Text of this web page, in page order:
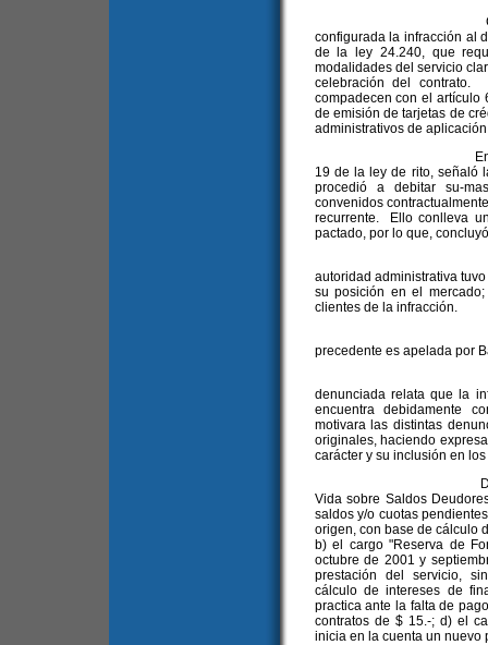
Con tales
configurada la infracción al
de la ley 24.240, que
modalidades del servicio
celebración del contrato.
compadecen con el artículo
de emisión de tarjetas de
administrativos de
En cuanto a la
19 de la ley de rito, señaló
procedió a debitar su-
convenidos
recurrente. Ello conlleva
pactado, por lo que,
autoridad administrativa
su posición en el
clientes de la infracción.
precedente es apelada por
denunciada relata que la
encuentra debidamente
motivara las distintas
originales, haciendo
carácter y su inclusión en
De este modo
Vida sobre Saldos
saldos y/o cuotas
origen, con base de cálculo
b) el cargo "Reserva de
octubre de 2001 y
prestación del servicio,
cálculo de intereses de
practica ante la falta de
contratos de $ 15.-; d) el
inicia en la cuenta un nuevo